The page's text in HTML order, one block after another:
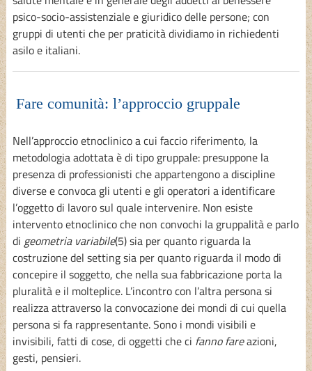
psico-socio-assistenziale e giuridico delle persone; con
gruppi di utenti che per praticità dividiamo in richiedenti
asilo e italiani.
Fare comunità: l’approccio gruppale
Nell’approccio etnoclinico a cui faccio riferimento, la
metodologia adottata è di tipo gruppale: presuppone la
presenza di professionisti che appartengono a discipline
diverse e convoca gli utenti e gli operatori a identificare
l’oggetto di lavoro sul quale intervenire. Non esiste
intervento etnoclinico che non convochi la gruppalità e parlo
di geometria variabile(5) sia per quanto riguarda la
costruzione del setting sia per quanto riguarda il modo di
concepire il soggetto, che nella sua fabbricazione porta la
pluralità e il molteplice. L’incontro con l’altra persona si
realizza attraverso la convocazione dei mondi di cui quella
persona si fa rappresentante. Sono i mondi visibili e
invisibili, fatti di cose, di oggetti che ci fanno fareazioni,
gesti, pensieri.